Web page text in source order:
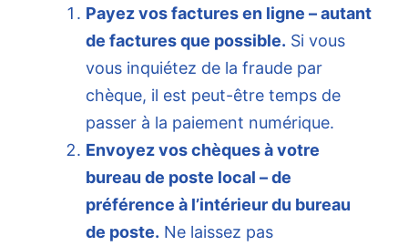
Payez vos factures en ligne – autant
de factures que possible. Si vous
vous inquiétez de la fraude par
chèque, il est peut-être temps de
passer à la paiement numérique.
Envoyez vos chèques à votre
bureau de poste local – de
préférence à l’intérieur du bureau
de poste. Ne laissez pas